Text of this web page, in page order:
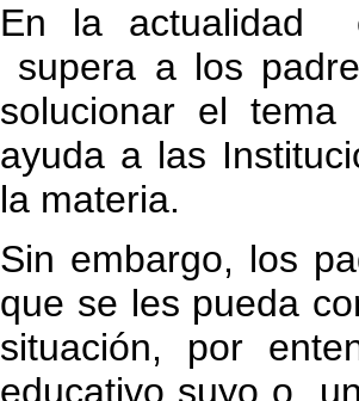
En la actualidad
supera a los
solucionar el
ayuda a las
la materia.
Sin embargo, los
que se les pueda
situación, por
educativo suyo o